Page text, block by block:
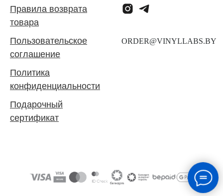
Правила возврата
товара
Пользовательское
соглашение
Политика
конфиденциальности
Подарочный
сертификат